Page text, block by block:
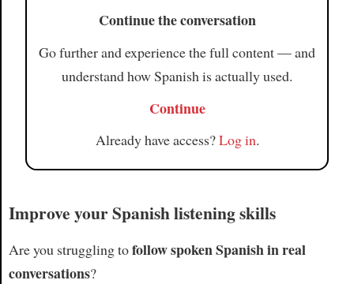
Continue the conversation
Go further and experience the full content — and
understand how Spanish is actually used.
Continue
Already have access?Log in.
Improve your Spanish listening skills
Are you struggling tofollow spoken Spanish in real
conversations?